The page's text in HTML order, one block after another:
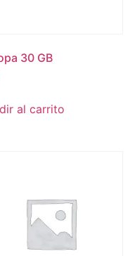
30 GB
al carrito